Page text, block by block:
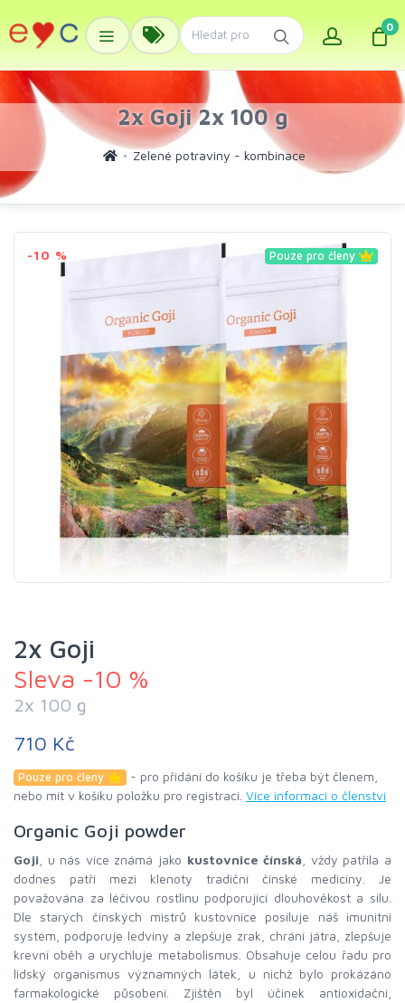
0
2x Goji 2x 100 g
Zelené potraviny - kombinace
-10 % Pouze pro členy
2x Goji
Sleva -10 %
2x 100 g
710 Kč
Pouze pro členy
- pro přidání do košíku je třeba být členem,
nebo mít v košíku položku pro registraci. Více informací o členství
Organic Goji powder
Goji , u nás více známá jako kustovnice čínská , vždy patřila a
dodnes patří mezi klenoty tradiční čínské medicíny. Je
považována za léčivou rostlinu podporující dlouhověkost a sílu.
Dle starých čínských mistrů kustovnice posiluje náš imunitní
systém, podporuje ledviny a zlepšuje zrak, chrání játra, zlepšuje
krevní oběh a urychluje metabolismus. Obsahuje celou řadu pro
lidský organismus významných látek, u nichž bylo prokázáno
farmakologické působení. Zjištěn byl účinek antioxidační,